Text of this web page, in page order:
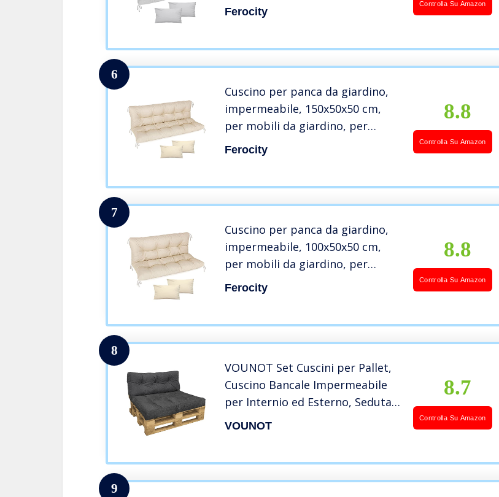
pallet, per esterni e patio, con
schienale, Grigio [133]
Ferocity
Controlla Su Amazon
6
Cuscino per panca da giardino,
impermeabile, 150x50x50 cm,
per mobili da giardino, per
pallet, per esterni e patio, con
schienale, Beige [133]
Ferocity
8.8
Controlla Su Amazon
7
Cuscino per panca da giardino,
impermeabile, 100x50x50 cm,
per mobili da giardino, per
pallet, per esterni e patio, con
schienale, Beige [133]
Ferocity
8.8
Controlla Su Amazon
8
VOUNOT Set Cuscini per Pallet,
Cuscino Bancale Impermeabile
per Internio ed Esterno, Seduta
120×80, Schienale 120×40, Grigio
VOUNOT
8.7
Controlla Su Amazon
9